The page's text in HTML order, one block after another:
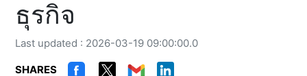
ธุรกิจ
Last updated : 2026-03-19 09:00:00.0
SHARES